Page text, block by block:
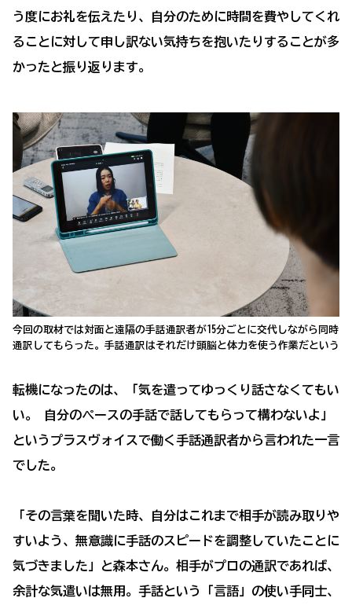
う度にお礼を伝えたり、自分のために時間を費やしてくれ
ることに対して申し訳ない気持ちを抱いたりすることが多
かったと振り返ります。
今回の取材では対面と遠隔の手話通訳者が15分ごとに交代しながら同時
通訳してもらった。手話通訳はそれだけ頭脳と体力を使う作業だという
転機になったのは、「気を遣ってゆっくり話さなくてもい
い。 自分のペースの手話で話してもらって構わないよ」
というプラスヴォイスで働く手話通訳者から言われた一言
でした。
「その言葉を聞いた時、自分はこれまで相手が読み取りや
すいよう、無意識に手話のスピードを調整していたことに
気づきました」と森本さん。相手がプロの通訳であれば、
余計な気遣いは無用。手話という「言語」の使い手同士、